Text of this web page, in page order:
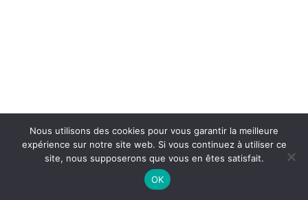
Nous utilisons des cookies pour vous garantir la meilleure
expérience sur notre site web. Si vous continuez à utiliser ce
site, nous supposerons que vous en êtes satisfait.
OK